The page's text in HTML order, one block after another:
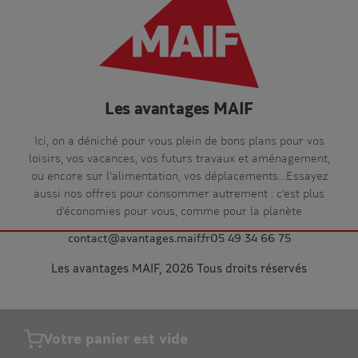
Votre panier est vide
Les avantages MAIF
Ici, on a déniché pour vous plein de bons plans pour vos
loisirs, vos vacances, vos futurs travaux et aménagement,
ou encore sur l’alimentation, vos déplacements…Essayez
aussi nos offres pour consommer autrement : c’est plus
d’économies pour vous, comme pour la planète
contact@avantages.maif.fr05 49 34 66 75
Les avantages MAIF, 2026 Tous droits réservés